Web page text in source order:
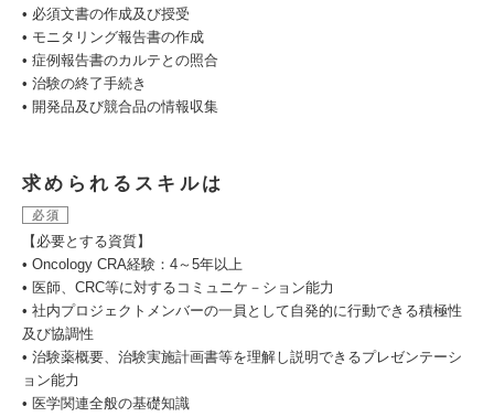
• 必須文書の作成及び授受
• モニタリング報告書の作成
• 症例報告書のカルテとの照合
• 治験の終了手続き
• 開発品及び競合品の情報収集
求められるスキルは
必須
【必要とする資質】
• Oncology CRA経験：4～5年以上
• 医師、CRC等に対するコミュニケ－ション能力
• 社内プロジェクトメンバーの一員として自発的に行動できる積極性
及び協調性
• 治験薬概要、治験実施計画書等を理解し説明できるプレゼンテーシ
ョン能力
• 医学関連全般の基礎知識